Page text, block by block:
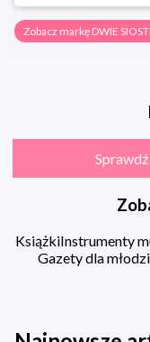
Zobacz markę DWIE
KsiążkiInstrumenty
Gazety dla